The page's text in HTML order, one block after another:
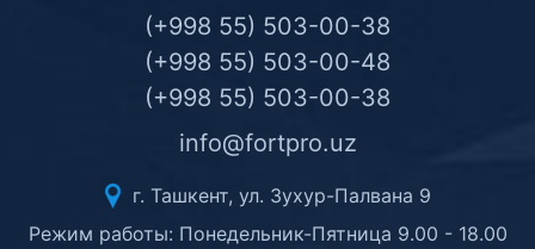
(+998 55) 503-00-38
(+998 55) 503-00-48
(+998 55) 503-00-38
info@fortpro.uz
г. Ташкент, ул. Зухур-Палвана 9
Режим работы: Понедельник-Пятница 9.00 - 18.00